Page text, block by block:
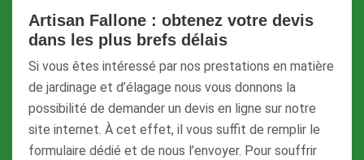
Artisan Fallone : obtenez votre devis
dans les plus brefs délais
Si vous êtes intéressé par nos prestations en matière
de jardinage et d’élagage nous vous donnons la
possibilité de demander un devis en ligne sur notre
site internet. À cet effet, il vous suffit de remplir le
formulaire dédié et de nous l’envoyer. Pour souffrir